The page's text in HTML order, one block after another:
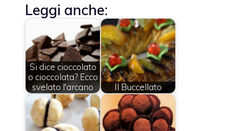
Leggi anche:
Si dice cioccolato
o cioccolata? Ecco
svelato l'arcano
Il Buccellato